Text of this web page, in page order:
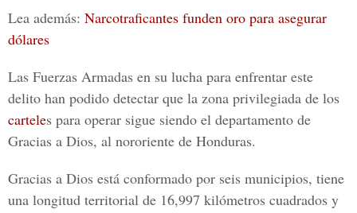
Lea además: Narcotraficantes funden oro para asegurar
dólares
Las Fuerzas Armadas en su lucha para enfrentar este
delito han podido detectar que la zona privilegiada de los
carteles para operar sigue siendo el departamento de
Gracias a Dios, al nororiente de Honduras.
Gracias a Dios está conformado por seis municipios, tiene
una longitud territorial de 16,997 kilómetros cuadrados y